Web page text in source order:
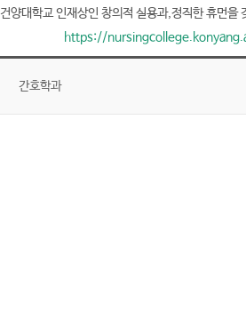
건양대학교 인재상인 창의적 실용과,정직한 휴먼을
https://
간호학과